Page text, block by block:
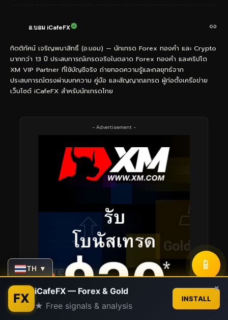
อ.บอม iCafeFX
กิตติทัศน์ เจริญพนาสิทธิ์ (อ.บอม) — นักเทรด Forex ทองคำ และ Crypto
มากกว่า 13 ปี ประสบการณ์เทรดจริงในตลาด Forex ทองคำ และคริปโต
XM VIP Partner ที่ใช้บัญชีจริง ถ่ายทอดความรู้และกลยุทธ์จาก
ประสบการณ์ตรงผ่านบทความ คู่มือ และสัญญาณเทรด ผู้ก่อตั้งเครือข่าย
เว็บไซต์ iCafeFX สำหรับนักเทรดไทย
- Advertisement -
TH ▼ 📱
FX iCafeFX — Forex & Gold
★ Free signals & analysis
INSTALL
×
Contact us
Open